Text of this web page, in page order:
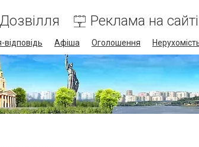
Дозвілля Реклама на сайті
відповідь Афіша Оголошення